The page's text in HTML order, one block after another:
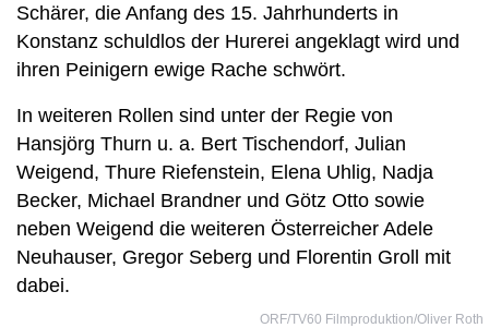
Schärer, die Anfang des 15. Jahrhunderts in
Konstanz schuldlos der Hurerei angeklagt wird und
ihren Peinigern ewige Rache schwört.
In weiteren Rollen sind unter der Regie von
Hansjörg Thurn u. a. Bert Tischendorf, Julian
Weigend, Thure Riefenstein, Elena Uhlig, Nadja
Becker, Michael Brandner und Götz Otto sowie
neben Weigend die weiteren Österreicher Adele
Neuhauser, Gregor Seberg und Florentin Groll mit
dabei.
ORF/TV60 Filmproduktion/Oliver Roth